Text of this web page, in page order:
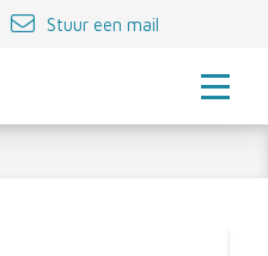
Stuur een mail